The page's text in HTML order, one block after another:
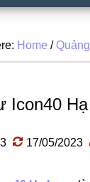
Home /
Icon40
17/05/2023